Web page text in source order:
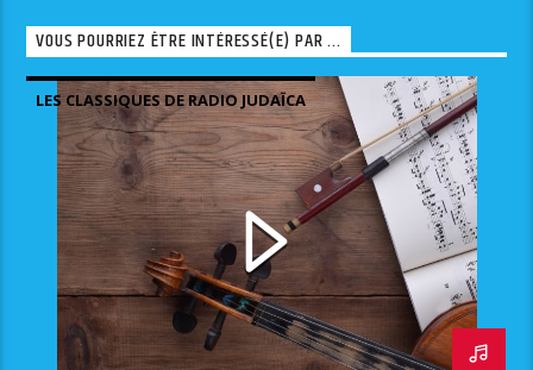
VOUS POURRIEZ ÊTRE INTÉRESSÉ(E) PAR ...
LES CLASSIQUES DE RADIO JUDAÏCA